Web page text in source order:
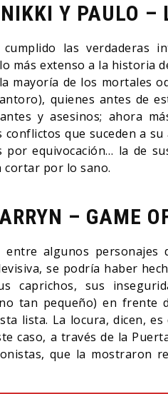
NIKKI Y PAULO –
las verdaderas
más extenso a la historia
mayoría de los mortales
quienes antes de
y asesinos; ahora
que suceden a
equivocación… la de
cortar por lo sano.
– GAME
entre algunos personajes
se podría haber
caprichos, sus
tan pequeño) en frente
lista. La locura, dicen,
caso, a través de la
que la mostraron